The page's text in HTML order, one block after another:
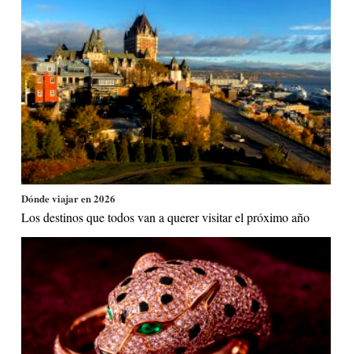
Dónde viajar en 2026
Los destinos que todos van a querer visitar el próximo año